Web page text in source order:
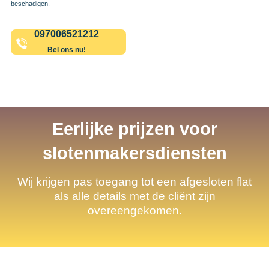
beschadigen.
097006521212
Bel ons nu!
Eerlijke prijzen voor
slotenmakersdiensten
Wij krijgen pas toegang tot een afgesloten flat
als alle details met de cliënt zijn
overeengekomen.